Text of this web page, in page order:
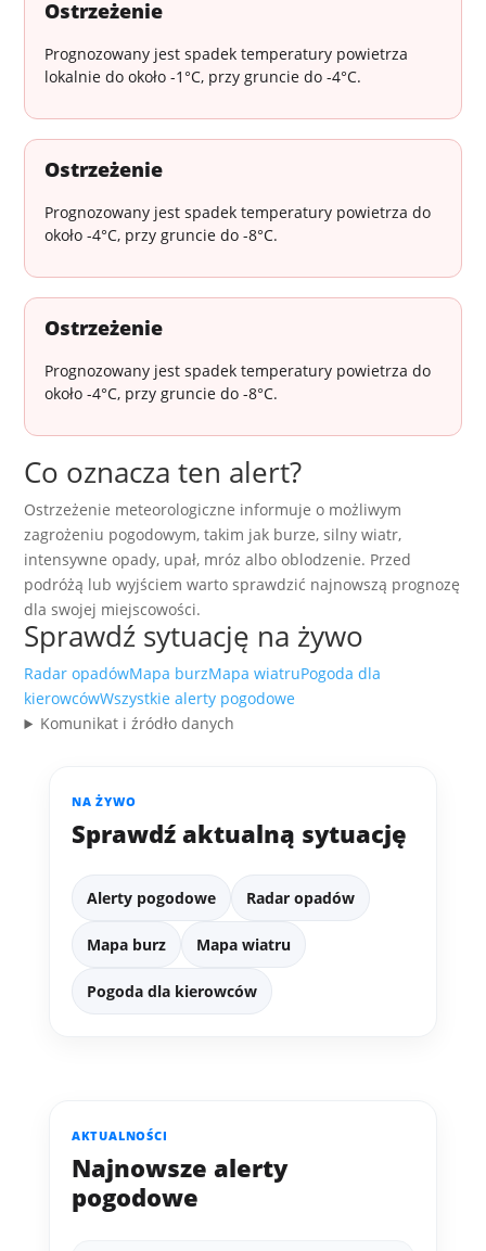
Ostrzeżenie
Prognozowany jest spadek temperatury powietrza
lokalnie do około -1°C, przy gruncie do -4°C.
Ostrzeżenie
Prognozowany jest spadek temperatury powietrza do
około -4°C, przy gruncie do -8°C.
Ostrzeżenie
Prognozowany jest spadek temperatury powietrza do
około -4°C, przy gruncie do -8°C.
Co oznacza ten alert?
Ostrzeżenie meteorologiczne informuje o możliwym
zagrożeniu pogodowym, takim jak burze, silny wiatr,
intensywne opady, upał, mróz albo oblodzenie. Przed
podróżą lub wyjściem warto sprawdzić najnowszą prognozę
dla swojej miejscowości.
Sprawdź sytuację na żywo
Radar opadówMapa burzMapa wiatruPogoda dla
kierowcówWszystkie alerty pogodowe
Komunikat i źródło danych
NA ŻYWO
Sprawdź aktualną sytuację
Alerty pogodowe Radar opadów
Mapa burz Mapa wiatru
Pogoda dla kierowców
AKTUALNOŚCI
Najnowsze alerty
pogodowe